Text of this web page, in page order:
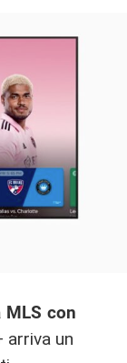
MLS con
arriva un